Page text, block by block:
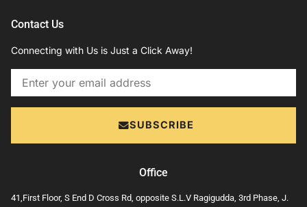
Contact Us
Connecting with Us is Just a Click Away!
Email
SUBSCRIBE
Office
41,First Floor, S End D Cross Rd, opposite S.L.V Ragigudda, 3rd Phase, J.